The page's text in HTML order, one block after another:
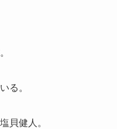
る。
貝健人。